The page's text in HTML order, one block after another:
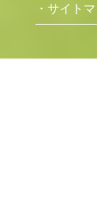
・サイト